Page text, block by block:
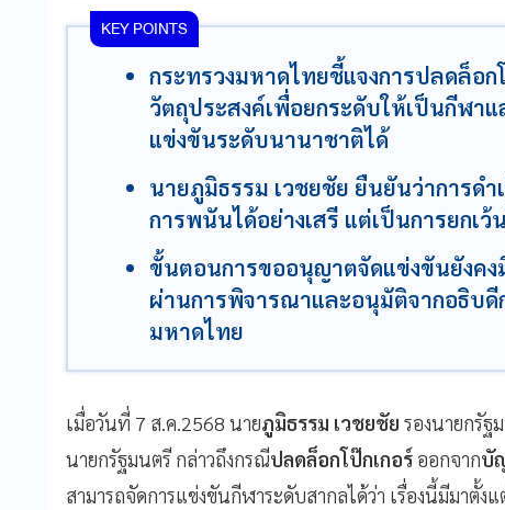
KEY POINTS
กระทรวงมหาดไทยชี้แจงการปลดล็อ
วัตถุประสงค์เพื่อยกระดับให้เป็นกีฬา
แข่งขันระดับนานาชาติได้
นายภูมิธรรม เวชยชัย ยืนยันว่าการดำ
การพนันได้อย่างเสรี แต่เป็นการยกเ
ขั้นตอนการขออนุญาตจัดแข่งขันยังคง
ผ่านการพิจารณาและอนุมัติจากอธิบดี
มหาดไทย
เมื่อวันที่ 7 ส.ค.2568 นายภูมิธรรม เวชยชัย รองนายกรัฐ
นายกรัฐมนตรี กล่าวถึงกรณีปลดล็อกโป๊กเกอร์ ออกจากบั
สามารถจัดการแข่งขันกีฬาระดับสากลได้ว่า เรื่องนี้มีมาตั้